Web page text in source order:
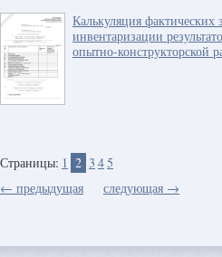
Калькуляция фактических
инвентаризации
опытно-конструкторской
Страницы: 1 2 3 45
← предыдущая
следующая →